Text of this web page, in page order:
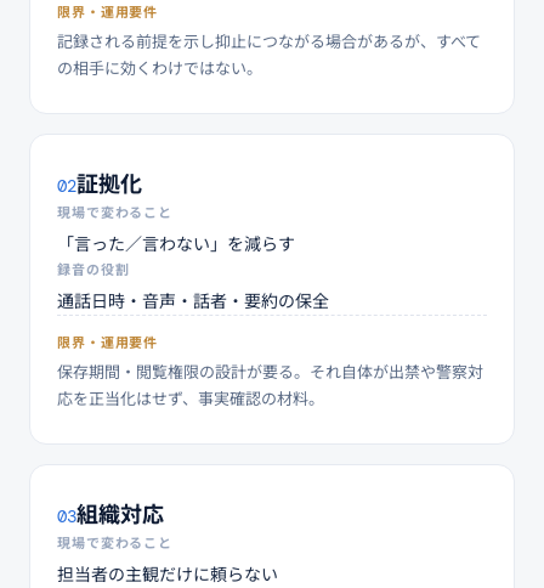
限界・運用要件
記録される前提を示し抑止につながる場合があるが、すべて
の相手に効くわけではない。
02証拠化
現場で変わること
「言った／言わない」を減らす
録音の役割
通話日時・音声・話者・要約の保全
限界・運用要件
保存期間・閲覧権限の設計が要る。それ自体が出禁や警察対
応を正当化はせず、事実確認の材料。
03組織対応
現場で変わること
担当者の主観だけに頼らない